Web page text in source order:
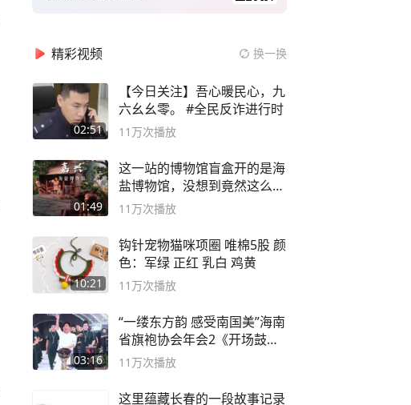
精彩视频 换一换
02:51
【今日关注】吾心暖民心，九
六幺幺零。 #全民反诈进行时
11万次播放
01:49
这一站的博物馆盲盒开的是海
盐博物馆，没想到竟然这么好
逛！
11万次播放
10:21
钩针宠物猫咪项圈 唯棉5股 颜
色：军绿 正红 乳白 鸡黄
11万次播放
03:16
“一缕东方韵 感受南国美”海南
省旗袍协会年会2《开场鼓》
二团
11万次播放
这里蕴藏长春的一段故事记录